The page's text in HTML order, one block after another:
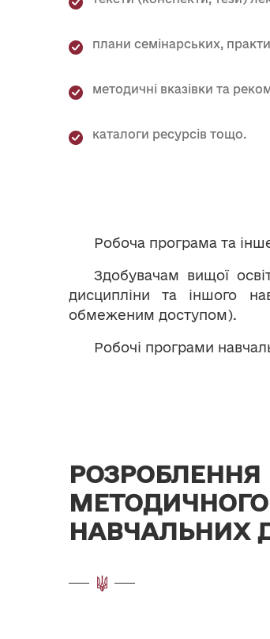
плани семінарських,
методичні вказівки та
каталоги ресурсів тощо.
Робоча програма та
Здобувачам вищої
дисципліни та іншого
обмеженим доступом).
Робочі програми
НАВЧАЛЬНИХ